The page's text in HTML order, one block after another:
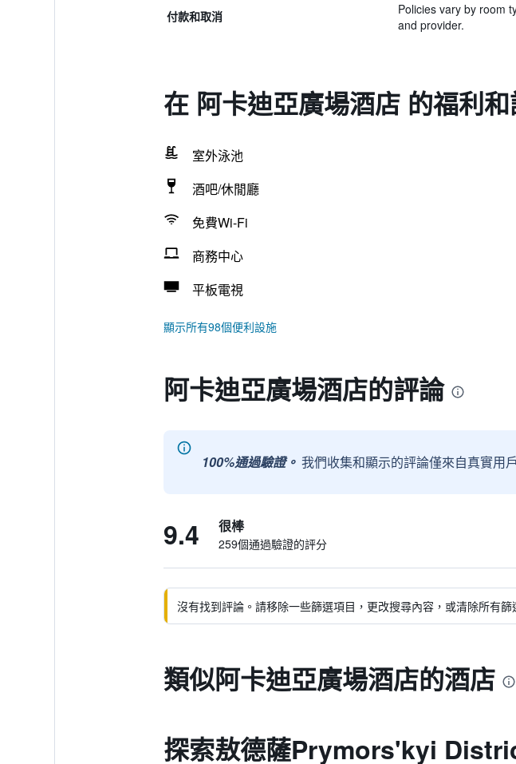
付款和取消
Policies vary by room
and provider.
在 阿卡迪亞廣場酒店 的福利
室外泳池
酒吧/休閒廳
免費Wi-Fi
商務中心
平板電視
顯示所有98個便利設施
阿卡迪亞廣場酒店的評論
100%通過驗證。 我們收集和顯示的評論僅來自真實用
9.4 很棒
259個通過驗證的評分
沒有找到評論。請移除一些篩選項目，更改搜尋內容，或清除所有篩
類似阿卡迪亞廣場酒店的酒店
探索敖德薩Prymors'kyi